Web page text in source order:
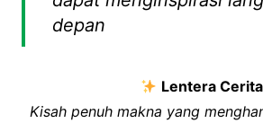
depan
Lentera Cerita
Kisah penuh makna yang